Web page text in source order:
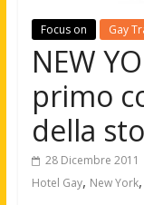
Focus on Gay
NEW
primo
della
28 Dicembre 2011
Hotel Gay, New York,